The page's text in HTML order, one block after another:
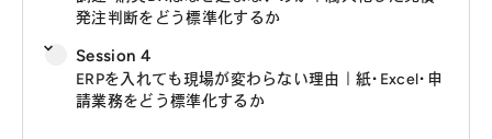
発注判断をどう標準化するか
Session 4
ERPを入れても現場が変わらない理由｜紙・Excel・申
請業務をどう標準化するか